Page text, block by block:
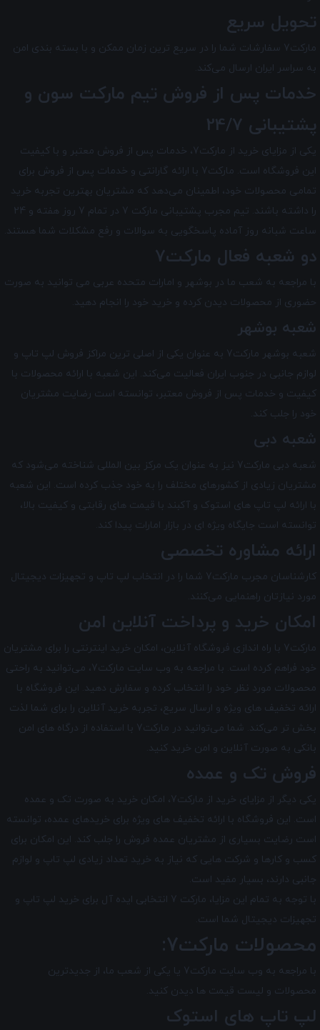
تحویل سریع
مارکت7 سفارشات شما را در سریع ترین زمان ممکن و با بسته بندی امن
به سراسر ایران ارسال می‌کند.
خدمات پس از فروش تیم مارکت سون و
پشتیبانی 24/7
یکی از مزایای خرید از مارکت7، خدمات پس از فروش معتبر و با کیفیت
این فروشگاه است. مارکت7 با ارائه گارانتی و خدمات پس از فروش برای
تمامی محصولات خود، اطمینان می‌دهد که مشتریان بهترین تجربه خرید
را داشته باشند. تیم مجرب پشتیبانی مارکت 7 در تمام 7 روز هفته و 24
ساعت شبانه ‌روز آماده پاسخگویی به سوالات و رفع مشکلات شما هستند.
دو شعبه فعال مارکت7
با مراجعه به شعب ما در بوشهر و امارات متحده عربی می توانید به صورت
حضوری از محصولات دیدن کرده و خرید خود را انجام دهید.
شعبه بوشهر
شعبه بوشهر مارکت7 به عنوان یکی از اصلی ترین مراکز فروش لپ تاپ و
لوازم جانبی در جنوب ایران فعالیت می‌کند. این شعبه با ارائه محصولات با
کیفیت و خدمات پس از فروش معتبر، توانسته است رضایت مشتریان
خود را جلب کند.
شعبه دبی
شعبه دبی مارکت7 نیز به عنوان یک مرکز بین‌ المللی شناخته می‌شود که
مشتریان زیادی از کشورهای مختلف را به خود جذب کرده است. این شعبه
با ارائه لپ تاپ های استوک و آکبند با قیمت های رقابتی و کیفیت بالا،
توانسته است جایگاه ویژه ای در بازار امارات پیدا کند.
ارائه مشاوره تخصصی
کارشناسان مجرب مارکت7 شما را در انتخاب لپ ‌تاپ و تجهیزات دیجیتال
مورد نیازتان راهنمایی می‌کنند.
امکان خرید و پرداخت آنلاین امن
مارکت7 با راه ‌اندازی فروشگاه آنلاین، امکان خرید اینترنتی را برای مشتریان
خود فراهم کرده است. با مراجعه به وب سایت مارکت7، می‌توانید به راحتی
محصولات مورد نظر خود را انتخاب کرده و سفارش دهید. این فروشگاه با
ارائه تخفیف های ویژه و ارسال سریع، تجربه خرید آنلاین را برای شما لذت
بخش تر می‌کند. شما می‌توانید در مارکت7 با استفاده از درگاه‌ های امن
بانکی به صورت آنلاین و امن خرید کنید.
فروش تک و عمده
یکی دیگر از مزایای خرید از مارکت7، امکان خرید به صورت تک و عمده
است. این فروشگاه با ارائه تخفیف های ویژه برای خریدهای عمده، توانسته
است رضایت بسیاری از مشتریان عمده ‌فروش را جلب کند. این امکان برای
کسب و کارها و شرکت‌ هایی که نیاز به خرید تعداد زیادی لپ تاپ و لوازم
جانبی دارند، بسیار مفید است.
با توجه به تمام این مزایا، مارکت 7 انتخابی ایده ‌آل برای خرید لپ ‌تاپ و
تجهیزات دیجیتال شما است.
محصولات مارکت7:
با مراجعه به وب سایت مارکت7 یا یکی از شعب ما، از جدیدترین
محصولات و لیست قیمت ها دیدن کنید.
لپ تاپ های استوک